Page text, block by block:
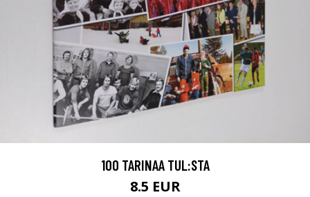
100 TARINAA TUL:STA
8.5 EUR